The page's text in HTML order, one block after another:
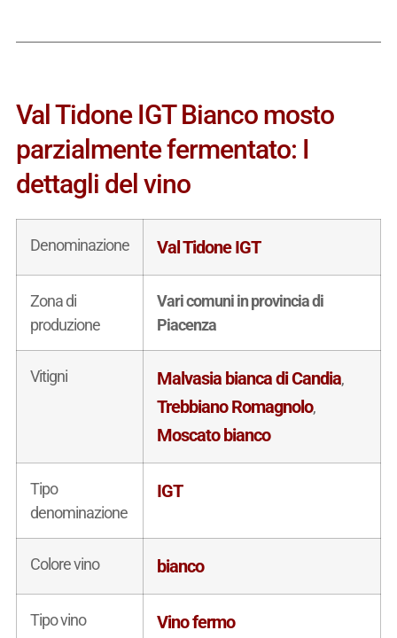
Val Tidone IGT Bianco mosto
parzialmente fermentato: I
dettagli del vino
Denominazione Val Tidone IGT
Zona di
produzione
Vari comuni in provincia di
Piacenza
Vitigni Malvasia bianca di Candia,
Trebbiano Romagnolo,
Moscato bianco
Tipo
denominazione
IGT
Colore vino bianco
Tipo vino Vino fermo